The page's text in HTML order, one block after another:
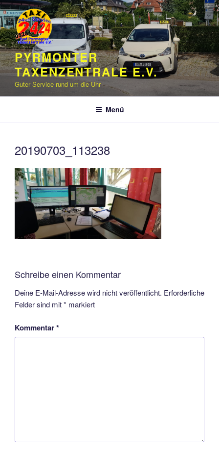
Zum
Inhalt
springen
PYRMONTER
TAXENZENTRALE E.V.
Guter Service rund um die Uhr
Menü
20190703_113238
Schreibe einen Kommentar
Deine E-Mail-Adresse wird nicht veröffentlicht. Erforderliche
Felder sind mit* markiert
Kommentar*